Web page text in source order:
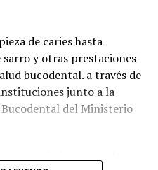
de caries hasta
y otras prestaciones
bucodental. a través de
junto a la
del Ministerio
superó el número de